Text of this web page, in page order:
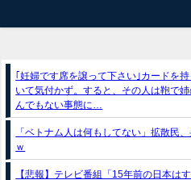
｢妊婦です席を譲って下さい｣カードを
いて気付かず。すると、その人は鞄で
んでもない事態に…
「ベトナム人は何もしてない」拡散民
ｗ
【悲報】テレビ番組「15年前の日本は